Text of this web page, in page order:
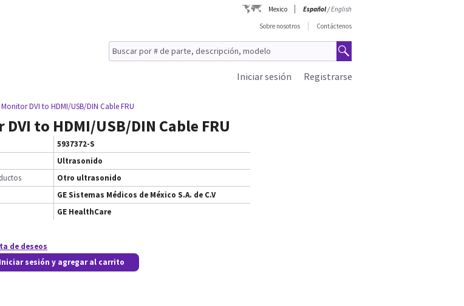
Mexico Español/English
Sobre nosotros
Contáctenos
Registrarse
Iniciar sesión
Monitor DVI to HDMI/USB/DIN Cable FRU
to HDMI/USB/DIN Cable FRU
5937372-S
Ultrasonido
Otro ultrasonido
GE Sistemas Médicos de México S.A. de C.V
GE HealthCare
de deseos
Iniciar sesión y agregar al carrito